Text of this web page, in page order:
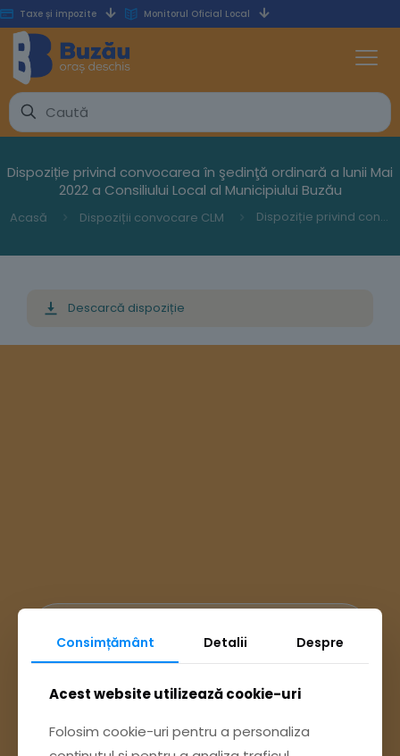
Taxe și impozite Monitorul Oficial Local
Dispoziție privind convocarea în şedinţă ordinară a lunii Mai
2022 a Consiliului Local al Municipiului Buzău
Acasă Dispoziții convocare CLM Dispoziție privind convocarea în şedinţă ordinară a lunii Mai 2022 a Consiliului Local al Municipiului Buzău
Descarcă dispoziție
Ai întrebări? Accesează
Pagina Contact
Consimțământ Detalii Despre
Acest website utilizează cookie-uri
Folosim cookie-uri pentru a personaliza